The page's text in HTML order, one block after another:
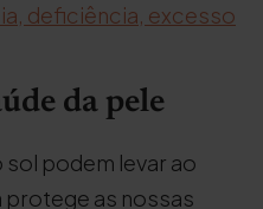
deficiência, excesso
da pele
podem levar ao
protege as nossas